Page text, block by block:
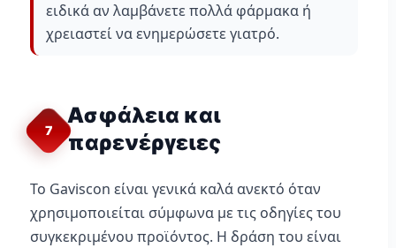
ειδικά αν λαμβάνετε πολλά φάρμακα ή
χρειαστεί να ενημερώσετε γιατρό.
7
Ασφάλεια και
παρενέργειες
Το Gaviscon είναι γενικά καλά ανεκτό όταν
χρησιμοποιείται σύμφωνα με τις οδηγίες του
συγκεκριμένου προϊόντος. Η δράση του είναι